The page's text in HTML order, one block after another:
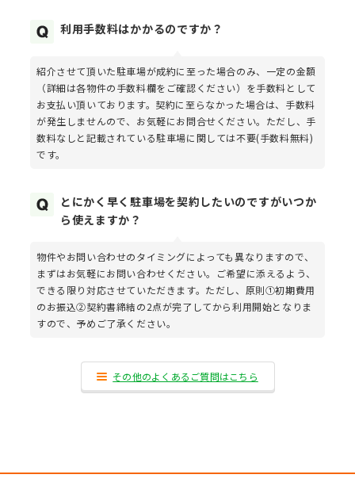
利用手数料はかかるのですか？
紹介させて頂いた駐車場が成約に至った場合のみ、一定の金額
（詳細は各物件の手数料欄をご確認ください）を手数料として
お支払い頂いております。契約に至らなかった場合は、手数料
が発生しませんので、お気軽にお問合せください。ただし、手
数料なしと記載されている駐車場に関しては不要(手数料無料)
です。
とにかく早く駐車場を契約したいのですがいつか
ら使えますか？
物件やお問い合わせのタイミングによっても異なりますので、
まずはお気軽にお問い合わせください。ご希望に添えるよう、
できる限り対応させていただきます。ただし、原則①初期費用
のお振込②契約書締結の2点が完了してから利用開始となりま
すので、予めご了承ください。
その他のよくあるご質問はこちら